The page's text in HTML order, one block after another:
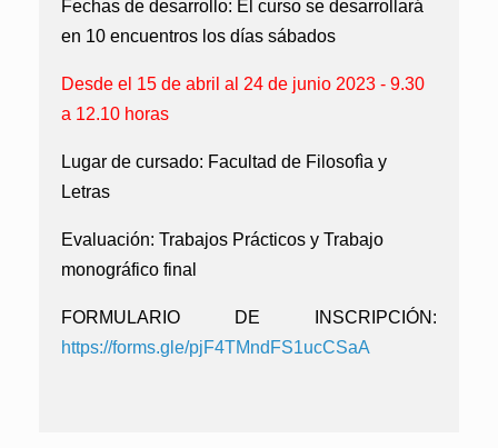
Fechas de desarrollo: El curso se desarrollará
en 10 encuentros los días sábados
Desde el 15 de abril al 24 de junio 2023 - 9.30
a 12.10 horas
Lugar de cursado: Facultad de Filosofìa y
Letras
Evaluación: Trabajos Prácticos y Trabajo
monográfico final
FORMULARIO DE INSCRIPCIÓN:
https://forms.gle/pjF4TMndFS1ucCSaA